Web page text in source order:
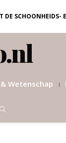
SCHOONHEIDS-
Wetenschap